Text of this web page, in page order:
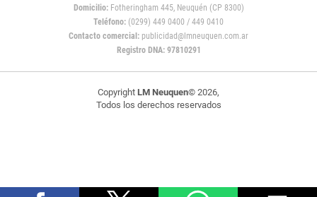
Domicilio:Fotheringham 445, Neuquén (CP 8300)
Teléfono: (0299) 449 0400 / 449 0410
Contacto comercial: publicidad@lmneuquen.com.ar
Registro DNA: 97810291
Copyright LM Neuquen© 2026,
Todos los derechos reservados